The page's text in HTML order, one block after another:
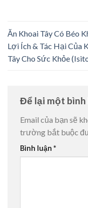
Ăn Khoai Tây Có Béo
Lợi Ích & Tác Hại Của
Tây Cho Sức Khỏe
Để lại một bình
Email của bạn sẽ
trường bắt buộc
Bình luận *